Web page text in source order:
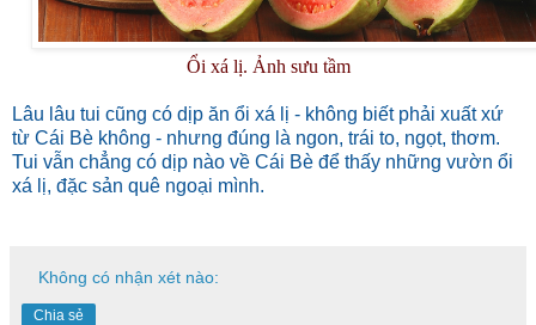
Ổi xá lị. Ảnh sưu tầm
Lâu lâu tui cũng có dịp ăn ổi xá lị - không biết phải xuất xứ
từ Cái Bè không - nhưng đúng là ngon, trái to, ngọt, thơm.
Tui vẫn chẳng có dịp nào về Cái Bè để thấy những vườn ổi
xá lị, đặc sản quê ngoại mình.
Không có nhận xét nào:
Chia sẻ